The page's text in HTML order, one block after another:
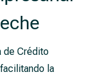
de Crédito
la